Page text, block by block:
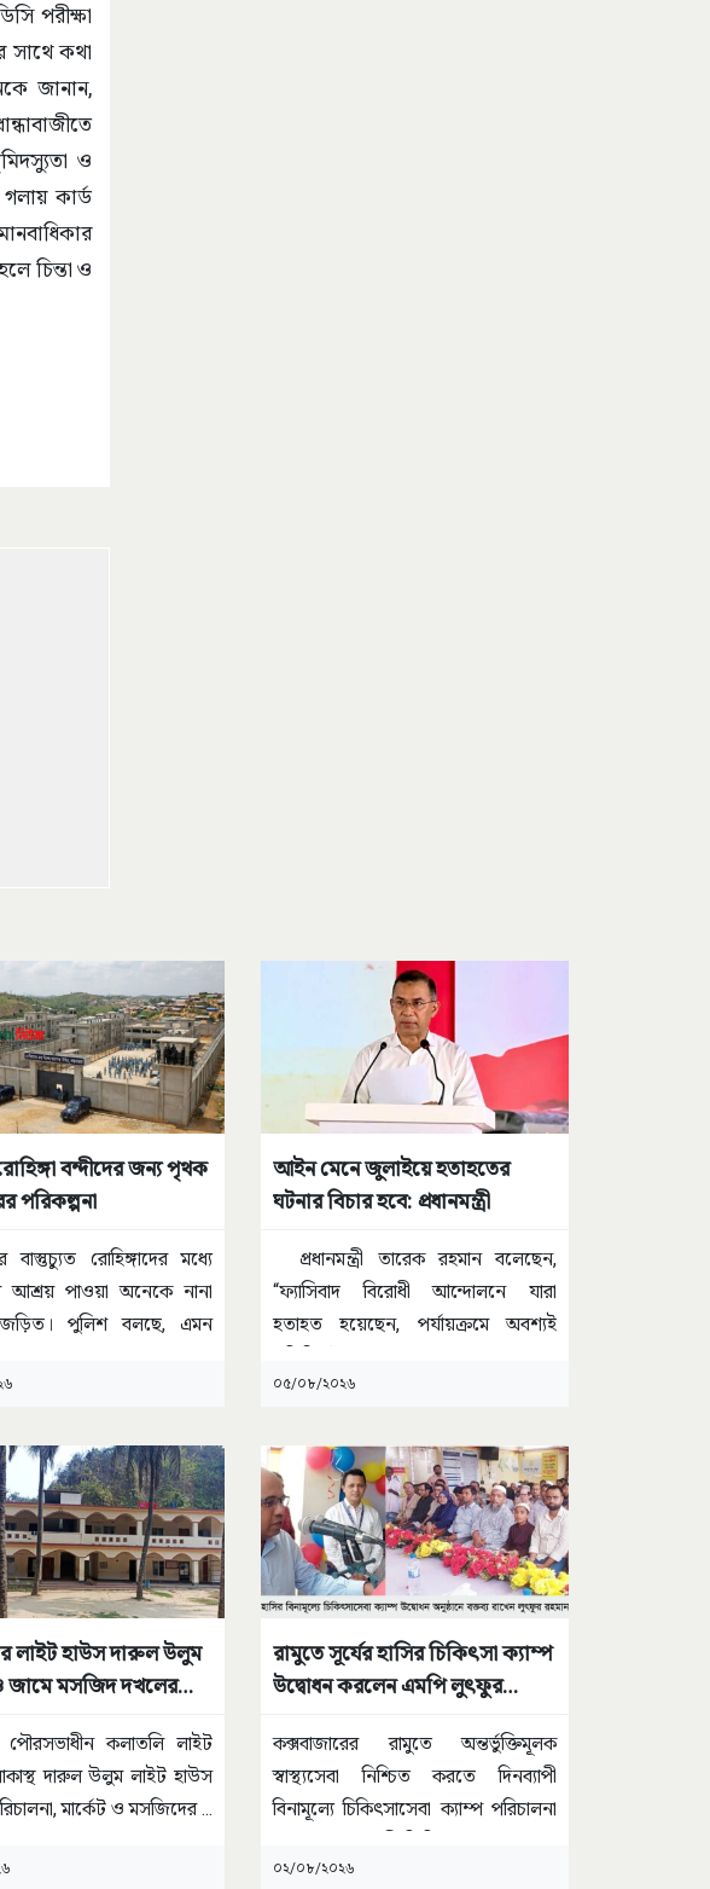
পরীক্ষা
সাথে কথা
জানান,
ও
কার্ড
চিন্তা ও
বন্দীদের জন্য পৃথক
পরিকল্পনা
বাস্তুচ্যুত রোহিঙ্গাদের মধ্যে
আশ্রয় পাওয়া অনেকে নানা
পুলিশ বলছে, এমন
আইন মেনে জুলাইয়ে হতাহতের
ঘটনার বিচার হবে: প্রধানমন্ত্রী
প্রধানমন্ত্রী তারেক রহমান বলেছেন,
“ফ্যাসিবাদ বিরোধী আন্দোলনে যারা
হতাহত হয়েছেন, পর্যায়ক্রমে অবশ্যই
০৫/০৮/২০২৬
লাইট হাউস দারুল উলুম
ও জামে মসজিদ দখলের
পৌরসভাধীন কলাতলি লাইট
দারুল উলুম লাইট হাউস
মার্কেট ও মসজিদের ...
রামুতে সূর্যের হাসির চিকিৎসা ক্যাম্প
উদ্বোধন করলেন এমপি লুৎফুর
কক্সবাজারের রামুতে অন্তর্ভুক্তিমূলক
স্বাস্থ্যসেবা নিশ্চিত করতে দিনব্যাপী
বিনামূল্যে চিকিৎসাসেবা ক্যাম্প পরিচালনা
০২/০৮/২০২৬